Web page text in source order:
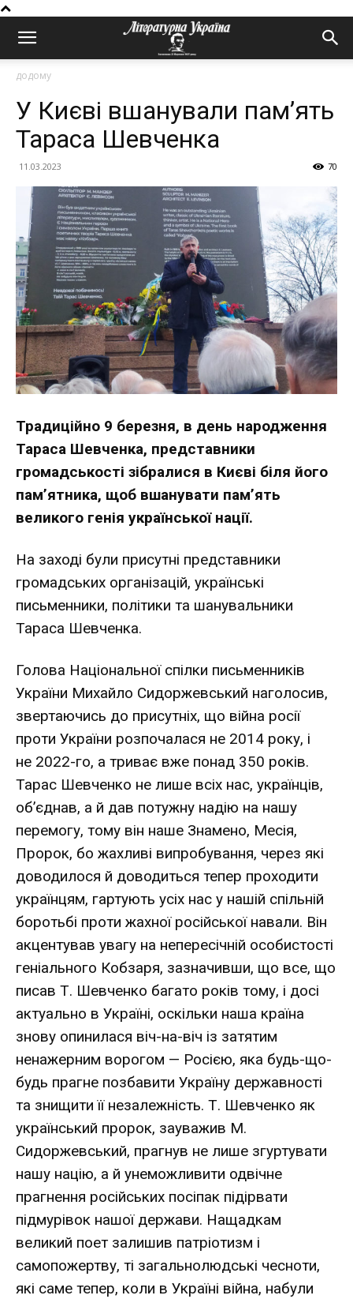
додому
У Києві вшанували пам’ять
Тараса Шевченка
11.03.2023 70
Традиційно 9 березня, в день народження
Тараса Шевченка, представники
громадськості зібралися в Києві біля його
пам’ятника, щоб вшанувати пам’ять
великого генія української нації.
На заході були присутні представники
громадських організацій, українські
письменники, політики та шанувальники
Тараса Шевченка.
Голова Національної спілки письменників
України Михайло Сидоржевський наголосив,
звертаючись до присутніх, що війна росії
проти України розпочалася не 2014 року, і
не 2022-го, а триває вже понад 350 років.
Тарас Шевченко не лише всіх нас, українців,
об’єднав, а й дав потужну надію на нашу
перемогу, тому він наше Знамено, Месія,
Пророк, бо жахливі випробування, через які
доводилося й доводиться тепер проходити
українцям, гартують усіх нас у нашій спільній
боротьбі проти жахної російської навали. Він
акцентував увагу на непересічній особистості
геніального Кобзаря, зазначивши, що все, що
писав Т. Шевченко багато років тому, і досі
актуально в Україні, оскільки наша країна
знову опинилася віч-на-віч із затятим
ненажерним ворогом — Росією, яка будь-що-
будь прагне позбавити Україну державності
та знищити її незалежність. Т. Шевченко як
український пророк, зауважив М.
Сидоржевський, прагнув не лише згуртувати
нашу націю, а й унеможливити одвічне
прагнення російських посіпак підірвати
підмурівок нашої держави. Нащадкам
великий поет залишив патріотизм і
самопожертву, ті загальнолюдські чесноти,
які саме тепер, коли в Україні війна, набули